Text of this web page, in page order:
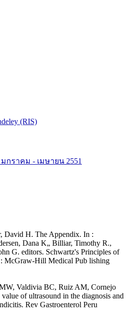
(RIS)
กราคม - เมษายน 2551
David H. The Appendix. In :
Dana K„ Billiar, Timothy R.,
G. editors. Schwartz's Principles of
McGraw-Hill Medical Pub lishing
Valdivia BC, Ruiz AM, Cornejo
of ultrasound in the diagnosis and
Rev Gastroenterol Peru